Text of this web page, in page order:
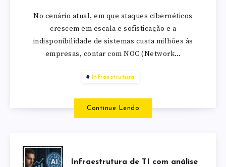
No cenário atual, em que ataques cibernéticos
crescem em escala e sofisticação e a
indisponibilidade de sistemas custa milhões às
empresas, contar com NOC (Network…
Infraestrutura
Continue Lendo
Infraestrutura de TI com análise